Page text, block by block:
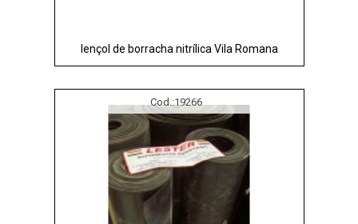
lençol de borracha nitrílica Vila Romana
Cod.:19266